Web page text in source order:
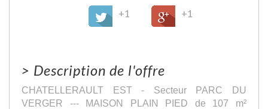
+1 +1
> Description de l'offre
CHATELLERAULT EST - Secteur PARC DU
VERGER --- MAISON PLAIN PIED de 107 m²